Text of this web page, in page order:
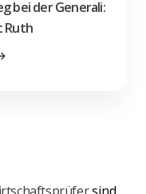
bei der Generali:
Ruth